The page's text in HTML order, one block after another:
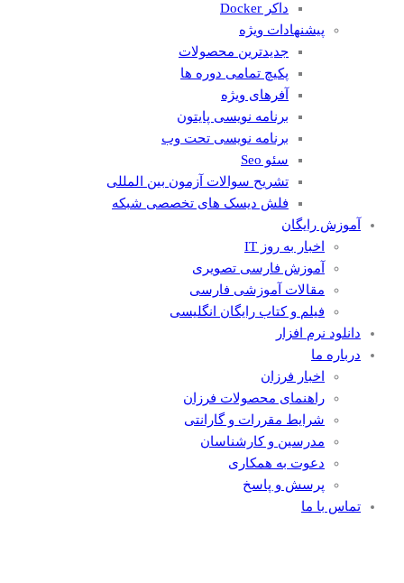
داکر Docker
پیشنهادات ویژه
جدیدترین محصولات
پکیچ تمامی دوره ها
آفرهای ویژه
برنامه نویسی پایتون
برنامه نویسی تحت وب
سئو Seo
تشریح سوالات آزمون بین المللی
فلش دیسک های تخصصی شبکه
آموزش رایگان
اخبار به روز IT
آموزش فارسی تصویری
مقالات آموزشی فارسی
فیلم و کتاب رایگان انگلیسی
دانلود نرم افزار
درباره ما
اخبار فرزان
راهنمای محصولات فرزان
شرایط مقررات و گارانتی
مدرسین و کارشناسان
دعوت به همکاری
پرسش و پاسخ
تماس با ما